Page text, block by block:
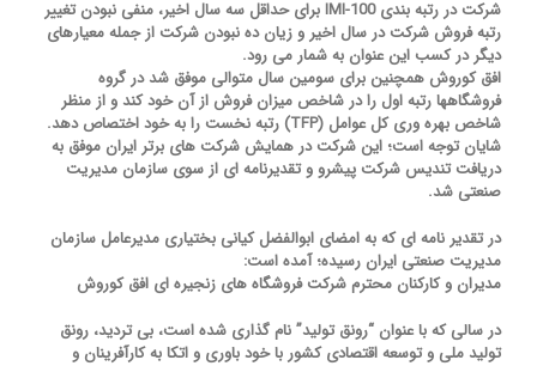
شرکت در رتبه بندی IMI-100 برای حداقل سه سال اخیر، منفی نبودن تغییر
رتبه فروش شرکت در سال اخیر و زیان ده نبودن شرکت از جمله معیارهای
دیگر در کسب این عنوان به شمار می رود.
افق کوروش همچنین برای سومین سال متوالی موفق شد در گروه
فروشگاهها رتبه اول را در شاخص میزان فروش از آن خود کند و از منظر
شاخص بهره وری کل عوامل (TFP) رتبه نخست را به خود اختصاص دهد.
شایان توجه است؛ این شرکت در همایش شرکت های برتر ایران موفق به
دریافت تندیس شرکت پیشرو و تقدیرنامه ای از سوی سازمان مدیریت
صنعتی شد.
در تقدیر نامه ای که به امضای ابوالفضل کیانی بختیاری مدیرعامل سازمان
مدیریت صنعتی ایران رسیده؛ آمده است:
مدیران و کارکنان محترم شرکت فروشگاه های زنجیره ای افق کوروش
در سالی که با عنوان “رونق تولید” نام گذاری شده است، بی تردید، رونق
تولید ملی و توسعه اقتصادی کشور با خود باوری و اتکا به کارآفرینان و